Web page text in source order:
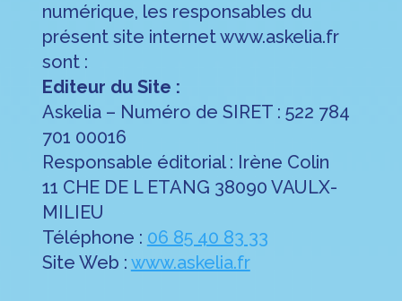
numérique, les responsables du
présent site internet www.askelia.fr
sont :
Editeur du Site :
Askelia – Numéro de SIRET : 522 784
701 00016
Responsable éditorial : Irène Colin
11 CHE DE L ETANG 38090 VAULX-
MILIEU
Téléphone : 06 85 40 83 33
Site Web : www.askelia.fr